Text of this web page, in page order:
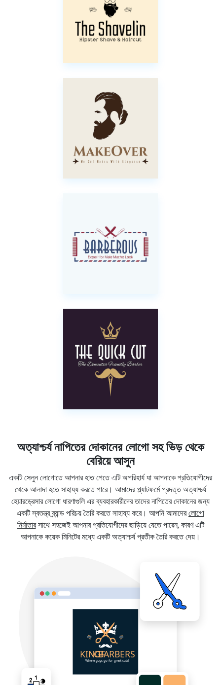
অত্যাশ্চর্য নাপিতের দোকানের লোগো সহ ভিড় থেকে
বেরিয়ে আসুন
একটি সেলুন লোগোতে আপনার হাত পেতে এটি অপরিহার্য যা আপনাকে প্রতিযোগীদের
থেকে আলাদা হতে সাহায্য করতে পারে। আমাদের প্ল্যাটফর্মে প্রদত্ত অত্যাশ্চর্য
হেয়ারড্রেসার লোগো ধারণাগুলি এর ব্যবহারকারীদের তাদের নাপিতের দোকানের জন্য
একটি স্বতন্ত্র ব্র্যান্ড পরিচয় তৈরি করতে সাহায্য করে। আপনি আমাদেরলোগো
নির্মাতারসাথে সহজেই আপনার প্রতিযোগীদের ছাড়িয়ে যেতে পারেন, কারণ এটি
আপনাকে কয়েক মিনিটের মধ্যে একটি অত্যাশ্চর্য প্রতীক তৈরি করতে দেয়।